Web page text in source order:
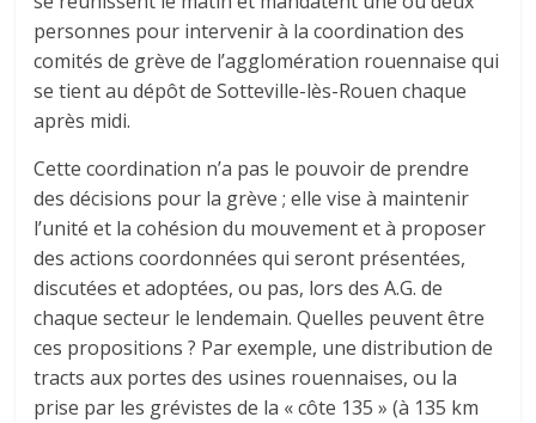
personnes pour intervenir à la coordination des
comités de grève de l’agglomération rouennaise qui
se tient au dépôt de Sotteville-lès-Rouen chaque
après midi.
Cette coordination n’a pas le pouvoir de prendre
des décisions pour la grève ; elle vise à maintenir
l’unité et la cohésion du mouvement et à proposer
des actions coordonnées qui seront présentées,
discutées et adoptées, ou pas, lors des A.G. de
chaque secteur le lendemain. Quelles peuvent être
ces propositions ? Par exemple, une distribution de
tracts aux portes des usines rouennaises, ou la
prise par les grévistes de la « côte 135 » (à 135 km